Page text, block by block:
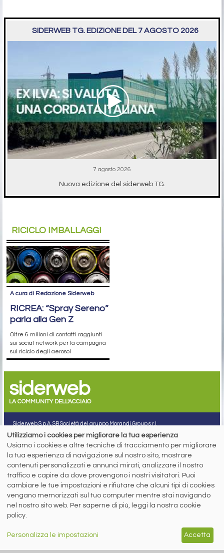
SIDERWEB TG. EDIZIONE DEL 7 AGOSTO 2026
7 agosto 2026
Nuova edizione del siderweb TG.
RICICLO IMBALLAGGI
A cura di Redazione Siderweb
RICREA: “Spray Sereno”
parla alla Gen Z
Oltre 6 milioni di contatti raggiunti
sui social network per la campagna
sul riciclo degli aerosol
siderweb
LA COMMUNITY DELL'ACCIAIO
Siderweb S.p.A. SB Società del gruppo Morandi Group s.r.l.
ISSN 2532-2982
Sede sociale: Flero (Brescia) Via Don Milani 5
E.
info@siderweb.com
Tutti i diritti sono riservati
Privacy policy
Digital Services Act Policy
MENU
SEGUICI SUI NOSTRI
SOCIAL NETWORK
Utilizziamo i cookies per migliorare la tua esperienza
Usiamo i cookies e altre tecniche di tracciamento per migliorare
la tua esperienza di navigazione sul nostro sito, mostrare
contenuti personalizzati e annunci mirati, analizzare il nostro
traffico e capire da dove provengono i nostri visitatori. Puoi
cambiare le tue impostazioni e rifiutare che alcuni tipi di cookies
vengano memorizzati sul tuo computer mentre stai navigando
nel nostro sito web. Per saperne di più, leggi la nostra cookie
policy.
Personalizza le impostazioni Accetta